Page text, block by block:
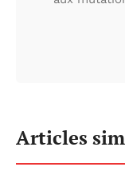
Articles